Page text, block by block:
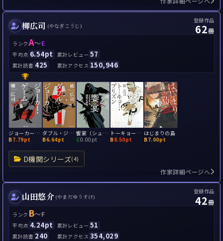
柳広司 (やなぎこうじ)
登録作品
62冊
ランクA～E
平均点 6.54pt 累計レビュー 57
累計読書 425 累計アクセス 150,946
D機関シリーズ(4)
ジョーカー・ゲーム
B7.79pt
ダブル・ジョーカー
B6.64pt
饗宴（シュンポシオン） ソクラテス最後の事件
C0.00pt
トーキョー・プリズン
B8.50pt
はじまりの島
B7.00pt
作家詳細ページへ
山田悠介 (やまだゆうすけ)
登録作品
42冊
ランク B～F
平均点 4.24pt 累計レビュー 51
累計読書 240 累計アクセス 354,029